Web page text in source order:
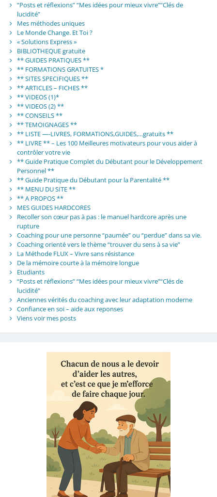
“Posts et réflexions” “Mes idées pour mieux vivre”“Clés de
lucidité”
Mes méthodes uniques
Le Monde Change. Et Toi ?
« Solutions Express »
BIBLIOTHEQUE gratuite
** GUIDES PRATIQUES **
** FORMATIONS GRATUITES *
** SITES SPECIFIQUES **
** ARTICLES – FICHES **
** VIDEOS (1)*
** VIDEOS (2) **
** CONSEILS **
** TEMOIGNAGES **
** LISTE —-LIVRES, FORMATIONS,GUIDES,…gratuits **
** LIVRE ** – Les 100 Meilleures motivateurs pour vous aider à
contrôler votre vie
** Guide Pratique Complet du Débutant pour le Développement
Personnel **
** Guide Pratique du Débutant pour la Parentalité **
** MENU DU SITE **
** A PROPOS **
MES GUIDES HARDCORES
Recoller son cœur pas à pas : le manuel hardcore après une
rupture
Coaching pour une personne “paumée” ou “perdue” dans sa vie.
Coaching orienté vers le thème “trouver du sens à sa vie”
La Méthode FLUX – Vivre sans résistance
De la mémoire courte à la mémoire longue
Etudiants
“Posts et réflexions” “Mes idées pour mieux vivre”“Clés de
lucidité”
Anciennes vérités du coaching avec leur adaptation moderne
Confiance en soi – aide aux reponses
Viens voir mes posts